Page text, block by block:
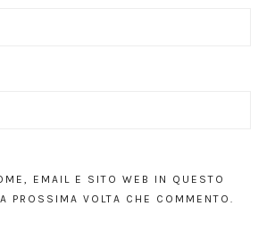
EMAIL E SITO WEB IN QUESTO
PROSSIMA VOLTA CHE COMMENTO.